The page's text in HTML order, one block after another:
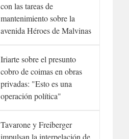
con las tareas de
mantenimiento sobre la
avenida Héroes de Malvinas
Iriarte sobre el presunto
cobro de coimas en obras
privadas: "Esto es una
operación política"
Tavarone y Freiberger
impulsan la interpelación de